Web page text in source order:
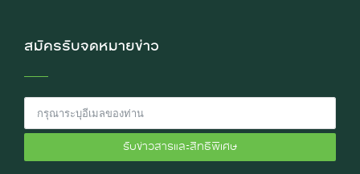
สมัครรับจดหมายข่าว
รับข่าวสารและสิทธิพิเศษ